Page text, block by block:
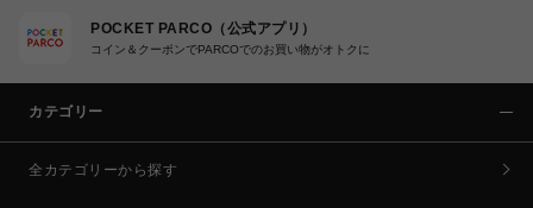
POCKET PARCO（公式アプリ）
コイン＆クーポンでPARCOでのお買い物がオトクに
カテゴリー
全カテゴリーから探す